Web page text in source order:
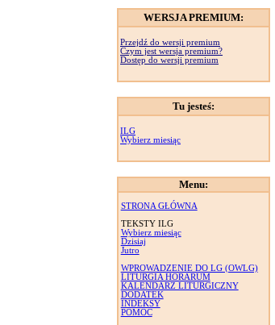
WERSJA PREMIUM:
Przejdź do wersji premium
Czym jest wersja premium?
Dostęp do wersji premium
Tu jesteś:
ILG
Wybierz miesiąc
Menu:
STRONA GŁÓWNA
TEKSTY ILG
Wybierz miesiąc
Dzisiaj
Jutro
WPROWADZENIE DO LG (OWLG)
LITURGIA HORARUM
KALENDARZ LITURGICZNY
DODATEK
INDEKSY
POMOC